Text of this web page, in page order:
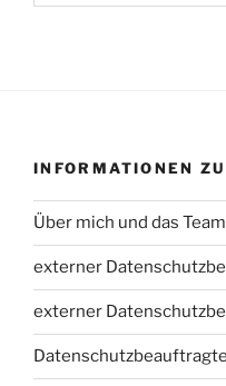
INFORMATIONEN
Über mich und das Team
externer
externer